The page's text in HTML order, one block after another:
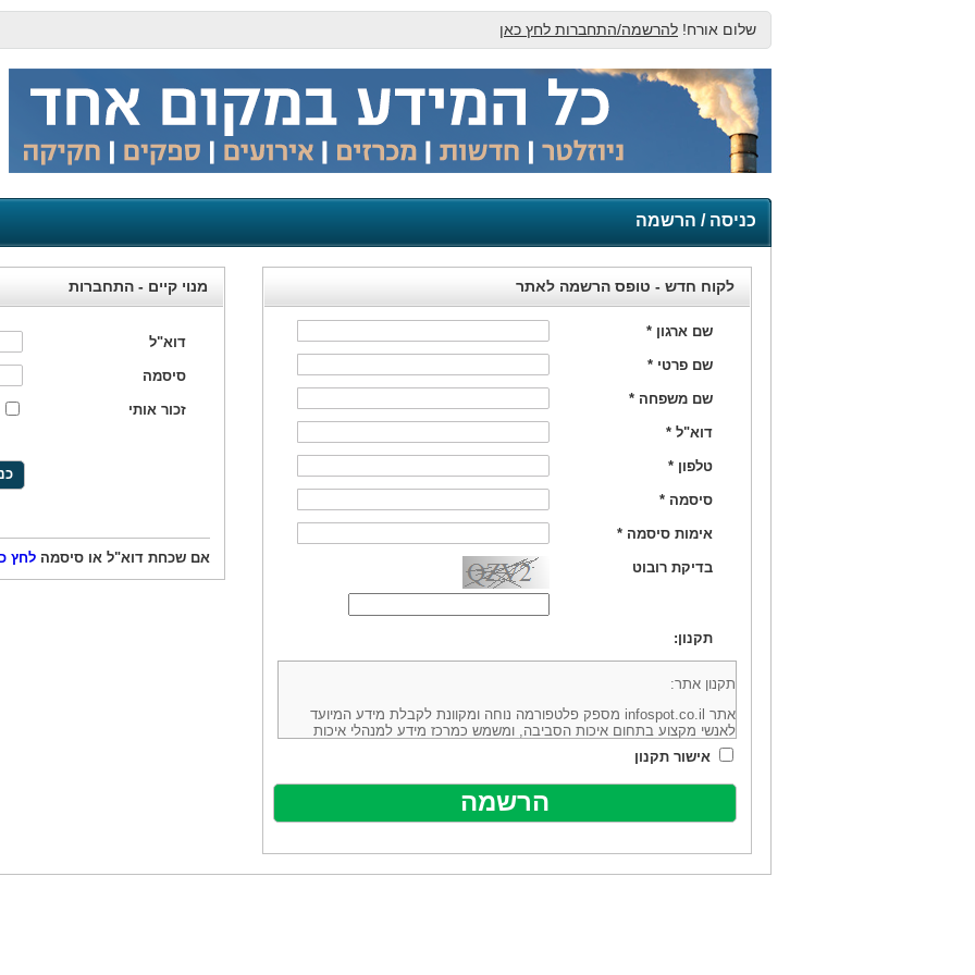
שלום אורח! להרשמה/התחברות לחץ כאן
כניסה / הרשמה
מנוי קיים - התחברות
דוא"ל
סיסמה
זכור אותי
אם שכחת דוא"ל או סיסמה לחץ
לקוח חדש - טופס הרשמה לאתר
שם ארגון *
שם פרטי *
שם משפחה *
דוא"ל *
טלפון *
סיסמה *
אימות סיסמה *
בדיקת רובוט
תקנון:
תקנון אתר:
אתר infospot.co.il מספק פלטפורמה נוחה ומקוונת לקבלת מידע המיועד
לאנשי מקצוע בתחום איכות הסביבה, ומשמש כמרכז מידע למנהלי איכות
סביבה (להלן: "המידע"). האתר בבעלותה ובניהולה של חברת יזמות וידע
מיקוד 6113102 ובדוא"ל: office@infospot.co.il (להלן: "האתר").
האתר אינו מספק את השירותים המפורסמים באתר ע"י ספקים שונים, איננו
מוכר את השירות המוצע באתר ע"י ספקים שונים, איננו מעורב במתן השירות
אלקטרונית של פרסום עבור נותני שירותים אלו. במילים אחרות, האחריות על
ביצוע העסקה בין הגולשים לבין המפרסמים נותני השירות ואיכותה מוטלת על
אישור תקנון